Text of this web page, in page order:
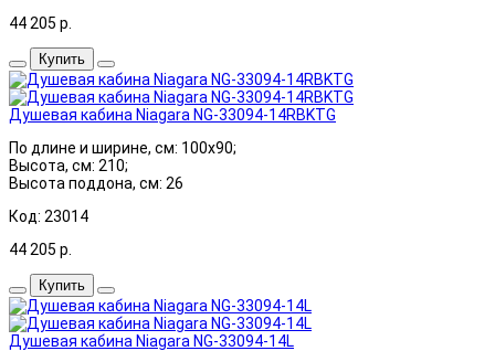
44 205 р.
Купить
Душевая кабина Niagara NG-33094-14RBKTG
По длине и ширине, см: 100x90;
Высота, см: 210;
Высота поддона, см: 26
Код: 23014
44 205 р.
Купить
Душевая кабина Niagara NG-33094-14L